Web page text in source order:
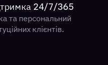
24/7/365
та персональний
клієнтів.